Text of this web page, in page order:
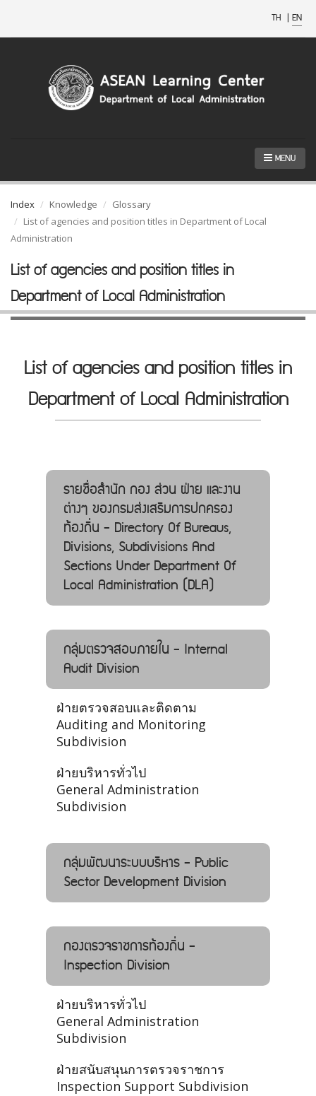
TH | EN
MENU
Index Knowledge
Glossary
List of agencies and position titles in Department of Local
Administration
List of agencies and position titles in
Department of Local Administration
List of agencies and position titles in
Department of Local Administration
รายชื่อสำนัก กอง ส่วน ฝ่าย และงาน
ต่างๆ ของกรมส่งเสริมการปกครอง
ท้องถิ่น - Directory Of Bureaus,
Divisions, Subdivisions And
Sections Under Department Of
Local Administration (DLA)
กลุ่มตรวจสอบภายใน - Internal
Audit Division
ฝ่ายตรวจสอบและติดตาม
Auditing and Monitoring
Subdivision
ฝ่ายบริหารทั่วไป
General Administration
Subdivision
กลุ่มพัฒนาระบบบริหาร - Public
Sector Development Division
กองตรวจราชการท้องถิ่น -
Inspection Division
ฝ่ายบริหารทั่วไป
General Administration
Subdivision
ฝ่ายสนับสนุนการตรวจราชการ
Inspection Support Subdivision